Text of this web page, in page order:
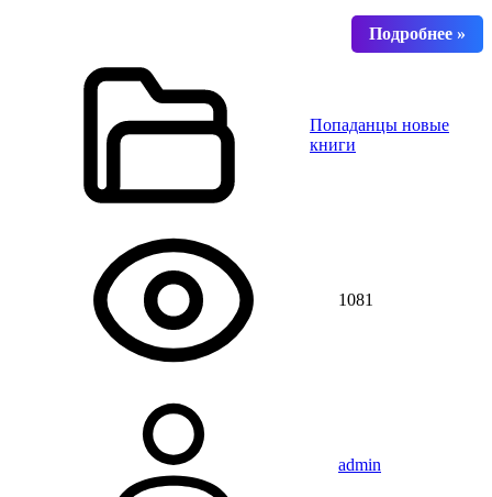
Попаданцы новые
книги
1081
admin